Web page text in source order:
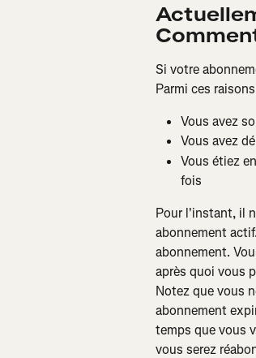
Si votre
Parmi ces
Vous avez
Vous avez
Vous étiez
fois
Pour l'instant, il
abonnement
abonnement.
après quoi vous
Notez que vous
abonnement
temps que vous
vous serez